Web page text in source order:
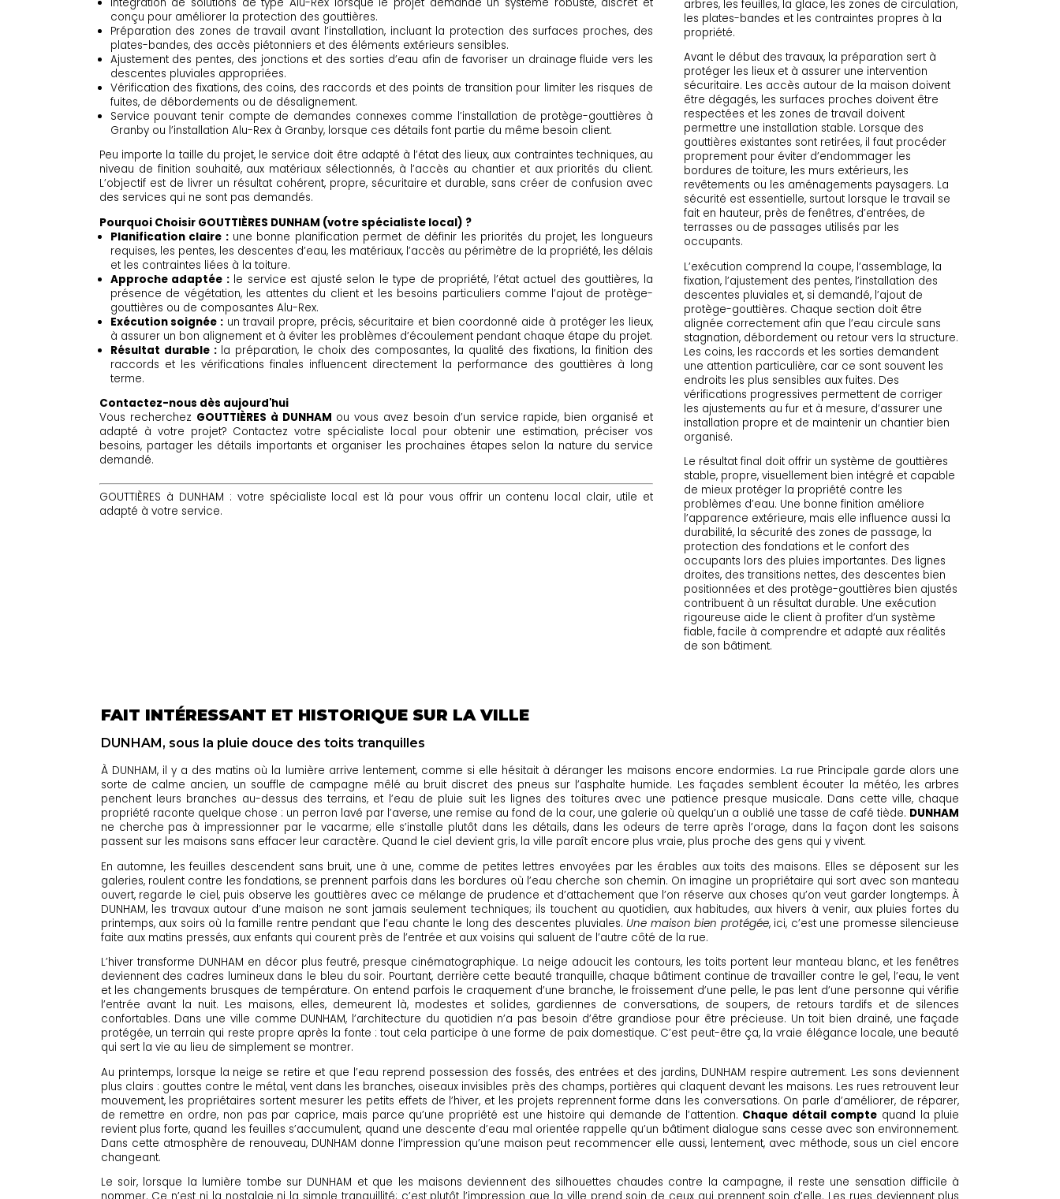
conçu pour améliorer la protection des gouttières.
Préparation des zones de travail avant l’installation, incluant la protection des surfaces proches, des
plates-bandes, des accès piétonniers et des éléments extérieurs sensibles.
Ajustement des pentes, des jonctions et des sorties d’eau afin de favoriser un drainage fluide vers les
descentes pluviales appropriées.
Vérification des fixations, des coins, des raccords et des points de transition pour limiter les risques de
fuites, de débordements ou de désalignement.
Service pouvant tenir compte de demandes connexes comme l’installation de protège-gouttières à
Granby ou l’installation Alu-Rex à Granby, lorsque ces détails font partie du même besoin client.
Peu importe la taille du projet, le service doit être adapté à l’état des lieux, aux contraintes techniques, au
niveau de finition souhaité, aux matériaux sélectionnés, à l’accès au chantier et aux priorités du client.
L’objectif est de livrer un résultat cohérent, propre, sécuritaire et durable, sans créer de confusion avec
des services qui ne sont pas demandés.
Pourquoi Choisir GOUTTIÈRES DUNHAM (votre spécialiste local) ?
Planification claire :une bonne planification permet de définir les priorités du projet, les longueurs
requises, les pentes, les descentes d’eau, les matériaux, l’accès au périmètre de la propriété, les délais
et les contraintes liées à la toiture.
Approche adaptée :le service est ajusté selon le type de propriété, l’état actuel des gouttières, la
présence de végétation, les attentes du client et les besoins particuliers comme l’ajout de protège-
gouttières ou de composantes Alu-Rex.
Exécution soignée : un travail propre, précis, sécuritaire et bien coordonné aide à protéger les lieux,
à assurer un bon alignement et à éviter les problèmes d’écoulement pendant chaque étape du projet.
Résultat durable :la préparation, le choix des composantes, la qualité des fixations, la finition des
raccords et les vérifications finales influencent directement la performance des gouttières à long
terme.
Contactez-nous dès aujourd'hui
Vous recherchez GOUTTIÈRES à DUNHAM ou vous avez besoin d’un service rapide, bien organisé et
adapté à votre projet? Contactez votre spécialiste local pour obtenir une estimation, préciser vos
besoins, partager les détails importants et organiser les prochaines étapes selon la nature du service
demandé.
GOUTTIÈRES à DUNHAM : votre spécialiste local est là pour vous offrir un contenu local clair, utile et
adapté à votre service.
arbres, les feuilles, la glace, les zones de circulation,
les plates-bandes et les contraintes propres à la
propriété.
Avant le début des travaux, la préparation sert à
protéger les lieux et à assurer une intervention
sécuritaire. Les accès autour de la maison doivent
être dégagés, les surfaces proches doivent être
respectées et les zones de travail doivent
permettre une installation stable. Lorsque des
gouttières existantes sont retirées, il faut procéder
proprement pour éviter d’endommager les
bordures de toiture, les murs extérieurs, les
revêtements ou les aménagements paysagers. La
sécurité est essentielle, surtout lorsque le travail se
fait en hauteur, près de fenêtres, d’entrées, de
terrasses ou de passages utilisés par les
occupants.
L’exécution comprend la coupe, l’assemblage, la
fixation, l’ajustement des pentes, l’installation des
descentes pluviales et, si demandé, l’ajout de
protège-gouttières. Chaque section doit être
alignée correctement afin que l’eau circule sans
stagnation, débordement ou retour vers la structure.
Les coins, les raccords et les sorties demandent
une attention particulière, car ce sont souvent les
endroits les plus sensibles aux fuites. Des
vérifications progressives permettent de corriger
les ajustements au fur et à mesure, d’assurer une
installation propre et de maintenir un chantier bien
organisé.
Le résultat final doit offrir un système de gouttières
stable, propre, visuellement bien intégré et capable
de mieux protéger la propriété contre les
problèmes d’eau. Une bonne finition améliore
l’apparence extérieure, mais elle influence aussi la
durabilité, la sécurité des zones de passage, la
protection des fondations et le confort des
occupants lors des pluies importantes. Des lignes
droites, des transitions nettes, des descentes bien
positionnées et des protège-gouttières bien ajustés
contribuent à un résultat durable. Une exécution
rigoureuse aide le client à profiter d’un système
fiable, facile à comprendre et adapté aux réalités
de son bâtiment.
FAIT INTÉRESSANT ET HISTORIQUE SUR LA VILLE
DUNHAM, sous la pluie douce des toits tranquilles
À DUNHAM, il y a des matins où la lumière arrive lentement, comme si elle hésitait à déranger les maisons encore endormies. La rue Principale garde alors une
sorte de calme ancien, un souffle de campagne mêlé au bruit discret des pneus sur l’asphalte humide. Les façades semblent écouter la météo, les arbres
penchent leurs branches au-dessus des terrains, et l’eau de pluie suit les lignes des toitures avec une patience presque musicale. Dans cette ville, chaque
propriété raconte quelque chose : un perron lavé par l’averse, une remise au fond de la cour, une galerie où quelqu’un a oublié une tasse de café tiède. DUNHAM
ne cherche pas à impressionner par le vacarme; elle s’installe plutôt dans les détails, dans les odeurs de terre après l’orage, dans la façon dont les saisons
passent sur les maisons sans effacer leur caractère. Quand le ciel devient gris, la ville paraît encore plus vraie, plus proche des gens qui y vivent.
En automne, les feuilles descendent sans bruit, une à une, comme de petites lettres envoyées par les érables aux toits des maisons. Elles se déposent sur les
galeries, roulent contre les fondations, se prennent parfois dans les bordures où l’eau cherche son chemin. On imagine un propriétaire qui sort avec son manteau
ouvert, regarde le ciel, puis observe les gouttières avec ce mélange de prudence et d’attachement que l’on réserve aux choses qu’on veut garder longtemps. À
DUNHAM, les travaux autour d’une maison ne sont jamais seulement techniques; ils touchent au quotidien, aux habitudes, aux hivers à venir, aux pluies fortes du
printemps, aux soirs où la famille rentre pendant que l’eau chante le long des descentes pluviales. Une maison bien protégée, ici, c’est une promesse silencieuse
faite aux matins pressés, aux enfants qui courent près de l’entrée et aux voisins qui saluent de l’autre côté de la rue.
L’hiver transforme DUNHAM en décor plus feutré, presque cinématographique. La neige adoucit les contours, les toits portent leur manteau blanc, et les fenêtres
deviennent des cadres lumineux dans le bleu du soir. Pourtant, derrière cette beauté tranquille, chaque bâtiment continue de travailler contre le gel, l’eau, le vent
et les changements brusques de température. On entend parfois le craquement d’une branche, le froissement d’une pelle, le pas lent d’une personne qui vérifie
l’entrée avant la nuit. Les maisons, elles, demeurent là, modestes et solides, gardiennes de conversations, de soupers, de retours tardifs et de silences
confortables. Dans une ville comme DUNHAM, l’architecture du quotidien n’a pas besoin d’être grandiose pour être précieuse. Un toit bien drainé, une façade
protégée, un terrain qui reste propre après la fonte : tout cela participe à une forme de paix domestique. C’est peut-être ça, la vraie élégance locale, une beauté
qui sert la vie au lieu de simplement se montrer.
Au printemps, lorsque la neige se retire et que l’eau reprend possession des fossés, des entrées et des jardins, DUNHAM respire autrement. Les sons deviennent
plus clairs : gouttes contre le métal, vent dans les branches, oiseaux invisibles près des champs, portières qui claquent devant les maisons. Les rues retrouvent leur
mouvement, les propriétaires sortent mesurer les petits effets de l’hiver, et les projets reprennent forme dans les conversations. On parle d’améliorer, de réparer,
de remettre en ordre, non pas par caprice, mais parce qu’une propriété est une histoire qui demande de l’attention. Chaque détail compte quand la pluie
revient plus forte, quand les feuilles s’accumulent, quand une descente d’eau mal orientée rappelle qu’un bâtiment dialogue sans cesse avec son environnement.
Dans cette atmosphère de renouveau, DUNHAM donne l’impression qu’une maison peut recommencer elle aussi, lentement, avec méthode, sous un ciel encore
changeant.
Le soir, lorsque la lumière tombe sur DUNHAM et que les maisons deviennent des silhouettes chaudes contre la campagne, il reste une sensation difficile à